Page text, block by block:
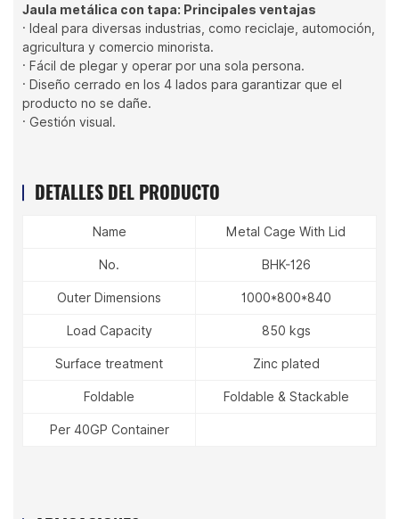
Jaula metálica con tapa: Principales ventajas
· Ideal para diversas industrias, como reciclaje, automoción,
agricultura y comercio minorista.
· Fácil de plegar y operar por una sola persona.
· Diseño cerrado en los 4 lados para garantizar que el
producto no se dañe.
· Gestión visual.
DETALLES DEL PRODUCTO
Name
Metal Cage With Lid
No.
BHK-126
Outer Dimensions
1000*800*840
Load Capacity
850 kgs
Surface treatment
Zinc plated
Foldable
Foldable & Stackable
Per 40GP Container